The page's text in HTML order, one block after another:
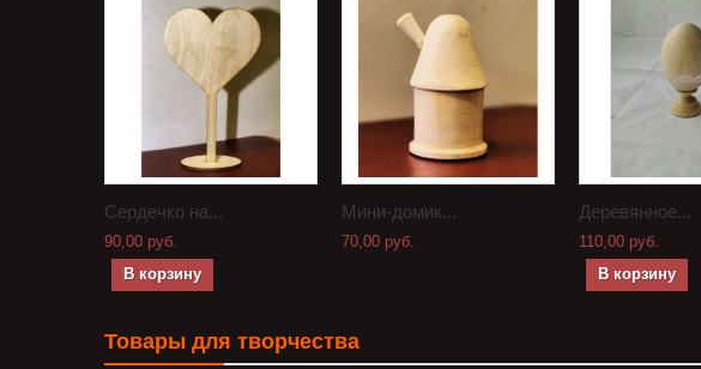
Сердечко на...
90,00 руб.
В корзину
Мини-домик...
70,00 руб.
Деревянное...
110,00 руб.
В корзину
Товары для творчества